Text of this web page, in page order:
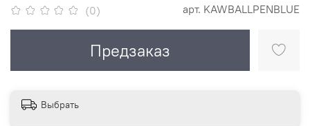
(0) арт. KAWBALLPENBLUE
Предзаказ
Выбрать